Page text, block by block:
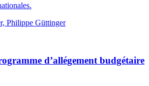
Philippe Güttinger
d’allégement budgétaire